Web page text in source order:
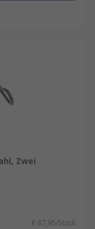
Zwei
€ 67,95/Stück